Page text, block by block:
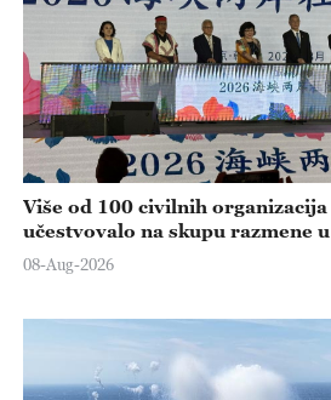
Više od 100 civilnih organizacija
učestvovalo na skupu razmene
08-Aug-2026